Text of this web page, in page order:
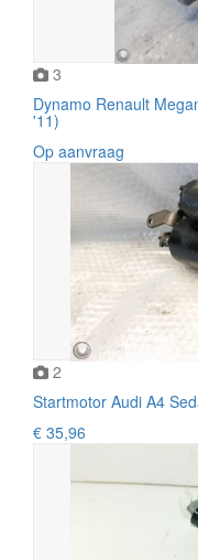
3
Dynamo Renault
'11)
Op aanvraag
2
Startmotor Audi A4
€ 35,96